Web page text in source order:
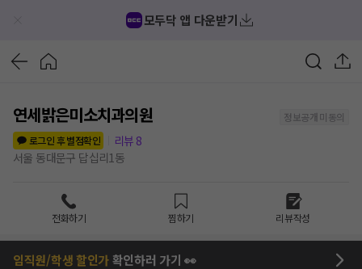
모두닥 앱 다운받기
연세밝은미소치과의원
정보공개 미동의
로그인 후 별점확인
리뷰 8
서울 동대문구 답십리1동
전화하기 찜하기 리뷰작성
임직원/학생 할인가확인하러 가기 👀